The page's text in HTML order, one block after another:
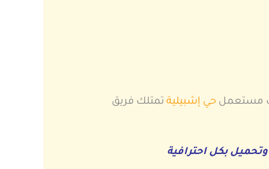
مستعمل حي إشبيليةتمتلك فريق
بكل احترافية